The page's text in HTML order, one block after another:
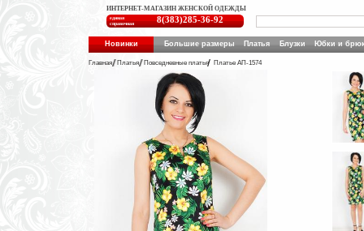
ИНТЕРНЕТ-МАГАЗИН ЖЕНСКОЙ ОДЕЖДЫ
единая
справочная
8(383)285-36-92
Новинки Большие размеры Платья Блузки Юбки и
Главная Платья Повседневные платья Платье АП-1574